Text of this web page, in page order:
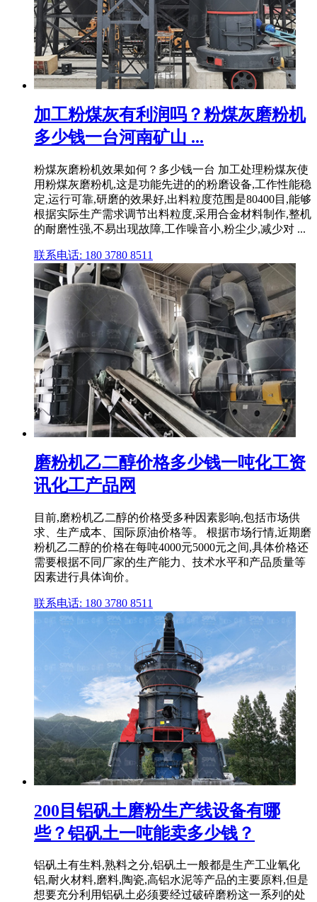
加工粉煤灰有利润吗？粉煤灰磨粉机
多少钱一台河南矿山 ...
粉煤灰磨粉机效果如何？多少钱一台 加工处理粉煤灰使
用粉煤灰磨粉机,这是功能先进的的粉磨设备,工作性能稳
定,运行可靠,研磨的效果好,出料粒度范围是80400目,能够
根据实际生产需求调节出料粒度,采用合金材料制作,整机
的耐磨性强,不易出现故障,工作噪音小,粉尘少,减少对 ...
联系电话: 180 3780 8511
磨粉机乙二醇价格多少钱一吨化工资
讯化工产品网
目前,磨粉机乙二醇的价格受多种因素影响,包括市场供
求、生产成本、国际原油价格等。 根据市场行情,近期磨
粉机乙二醇的价格在每吨4000元5000元之间,具体价格还
需要根据不同厂家的生产能力、技术水平和产品质量等
因素进行具体询价。
联系电话: 180 3780 8511
200目铝矾土磨粉生产线设备有哪
些？铝矾土一吨能卖多少钱？
铝矾土有生料,熟料之分,铝矾土一般都是生产工业氧化
铝,耐火材料,磨料,陶瓷,高铝水泥等产品的主要原料,但是
想要充分利用铝矾土必须要经过破碎磨粉这一系列的处